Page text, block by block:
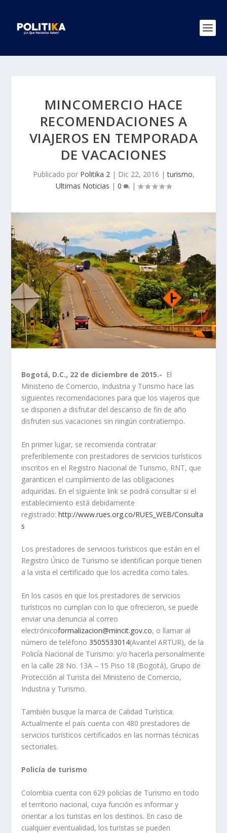
MINCOMERCIO HACE
RECOMENDACIONES A
VIAJEROS EN TEMPORADA
DE VACACIONES
Publicado por Politika 2| Dic 22, 2016 |turismo,
Ultimas Noticias | 0 |
Bogotá, D.C., 22 de diciembre de 2015.- El
Ministerio de Comercio, Industria y Turismo hace las
siguientes recomendaciones para que los viajeros que
se disponen a disfrutar del descanso de fin de año
disfruten sus vacaciones sin ningún contratiempo.
En primer lugar, se recomienda contratar
preferiblemente con prestadores de servicios turísticos
inscritos en el Registro Nacional de Turismo, RNT, que
garanticen el cumplimiento de las obligaciones
adquiridas. En el siguiente link se podrá consultar si el
establecimiento está debidamente
registrado:http://www.rues.org.co/RUES_WEB/Consulta
s
Los prestadores de servicios turísticos que están en el
Registro Único de Turismo se identifican porque tienen
a la vista el certificado que los acredita como tales.
En los casos en que los prestadores de servicios
turísticos no cumplan con lo que ofrecieron, se puede
enviar una denuncia al correo
electrónicoformalizacion@mincit.gov.co, o llamar al
número de teléfono 3505533014(Avantel ARTUR), de la
Policía Nacional de Turismo: y/o hacerla personalmente
en la calle 28 No. 13A – 15 Piso 18 (Bogotá), Grupo de
Protección al Turista del Ministerio de Comercio,
Industria y Turismo.
También busque la marca de Calidad Turística.
Actualmente el país cuenta con 480 prestadores de
servicios turísticos certificados en las normas técnicas
sectoriales.
Policía de turismo
Colombia cuenta con 629 policías de Turismo en todo
el territorio nacional, cuya función es informar y
orientar a los turistas en los destinos. En caso de
cualquier eventualidad, los turistas se pueden